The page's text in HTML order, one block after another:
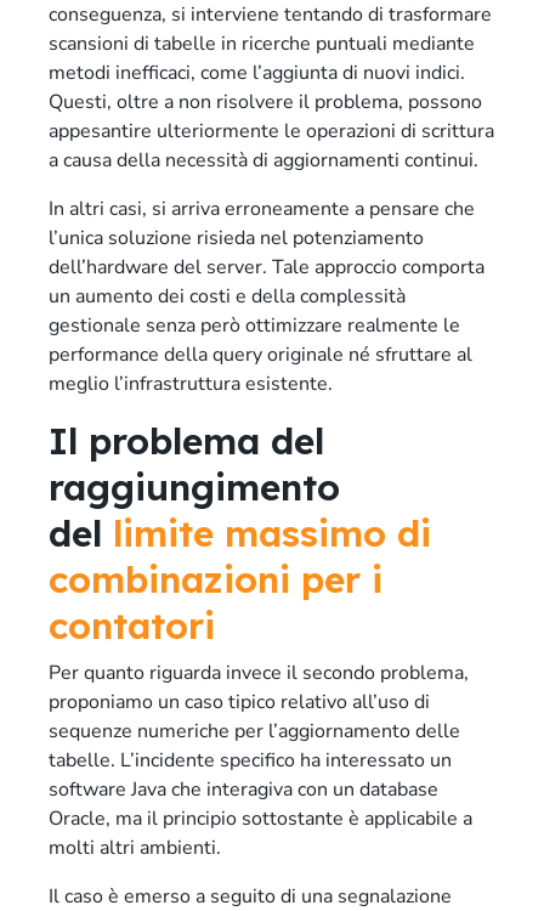
conseguenza, si interviene tentando di trasformare
scansioni di tabelle in ricerche puntuali mediante
metodi inefficaci, come l’aggiunta di nuovi indici.
Questi, oltre a non risolvere il problema, possono
appesantire ulteriormente le operazioni di scrittura
a causa della necessità di aggiornamenti continui.
In altri casi, si arriva erroneamente a pensare che
l’unica soluzione risieda nel potenziamento
dell’hardware del server. Tale approccio comporta
un aumento dei costi e della complessità
gestionale senza però ottimizzare realmente le
performance della query originale né sfruttare al
meglio l’infrastruttura esistente.
Il problema del
raggiungimento
del limite massimo di
combinazioni per i
contatori
Per quanto riguarda invece il secondo problema,
proponiamo un caso tipico relativo all’uso di
sequenze numeriche per l’aggiornamento delle
tabelle. L’incidente specifico ha interessato un
software Java che interagiva con un database
Oracle, ma il principio sottostante è applicabile a
molti altri ambienti.
Il caso è emerso a seguito di una segnalazione